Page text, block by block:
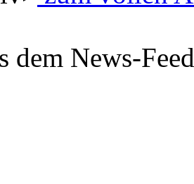
dem News-